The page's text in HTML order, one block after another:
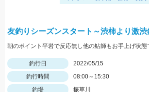
友釣りシーズンスタート～渋柿より激渋
釣行日
2022/05/15
釣行時間
08:00～15:30
釣場
振草川